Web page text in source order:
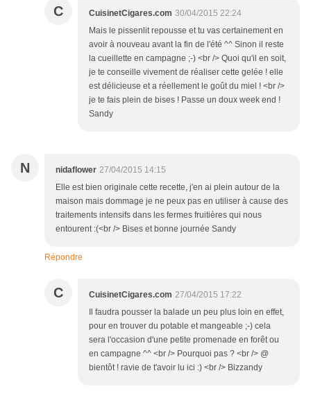
C CuisinetCigares.com 30/04/2015 22:24
Mais le pissenlit repousse et tu vas certainement en
avoir à nouveau avant la fin de l'été ^^ Sinon il reste
la cueillette en campagne ;-) <br /> Quoi qu'il en soit,
je te conseille vivement de réaliser cette gelée ! elle
est délicieuse et a réellement le goût du miel ! <br />
je te fais plein de bises ! Passe un doux week end !
Sandy
N nidaflower 27/04/2015 14:15
Elle est bien originale cette recette, j'en ai plein autour de la
maison mais dommage je ne peux pas en utiliser à cause des
traitements intensifs dans les fermes fruitières qui nous
entourent :(<br /> Bises et bonne journée Sandy
Répondre
C CuisinetCigares.com 27/04/2015 17:22
Il faudra pousser la balade un peu plus loin en effet,
pour en trouver du potable et mangeable ;-) cela
sera l'occasion d'une petite promenade en forêt ou
en campagne ^^ <br /> Pourquoi pas ? <br /> @
bientôt ! ravie de t'avoir lu ici :) <br /> Bizzandy